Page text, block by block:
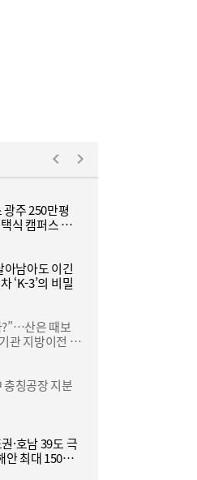
…첨단소재·정
하이닉스…분기
주 250만평
식 캠퍼스 들
남아도 이긴
‘K-3’의 비밀
?”…산은 때보
관 지방이전 논
칭공장 지분
·호남 39도 극
최대 150㎜